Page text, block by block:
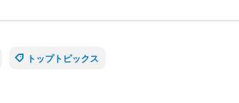
トップトピックス